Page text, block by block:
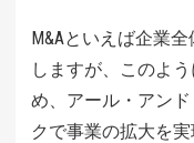
M&Aといえば企業
しますが、このよ
め、アール・アン
クで事業の拡大を実